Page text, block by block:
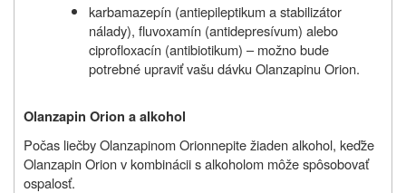
karbamazepín (antiepileptikum a stabilizátor
nálady), fluvoxamín (antidepresívum) alebo
ciprofloxacín (antibiotikum) – možno bude
potrebné upraviť vašu dávku Olanzapinu Orion.
Olanzapin Orion a alkohol
Počas liečbyOlanzapinom Orionnepite žiaden alkohol, keďže
Olanzapin Orionv kombinácii s alkoholom môže spôsobovať
ospalosť.